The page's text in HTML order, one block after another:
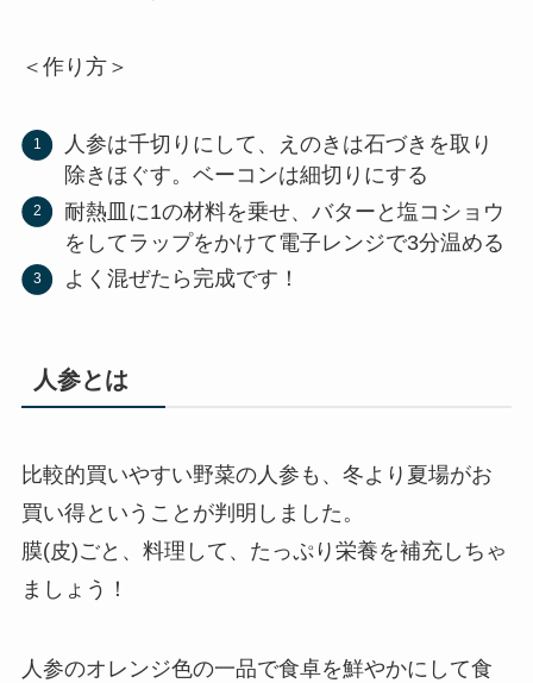
＜作り方＞
人参は千切りにして、えのきは石づきを取り
除きほぐす。ベーコンは細切りにする
耐熱皿に1の材料を乗せ、バターと塩コショウ
をしてラップをかけて電子レンジで3分温める
よく混ぜたら完成です！
人参とは
比較的買いやすい野菜の人参も、冬より夏場がお
買い得ということが判明しました。
膜(皮)ごと、料理して、たっぷり栄養を補充しちゃ
ましょう！
人参のオレンジ色の一品で食卓を鮮やかにして食